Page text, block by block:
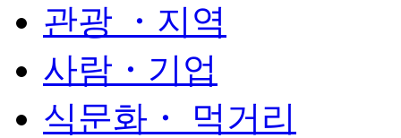
관광 ・지역
사람・기업
식문화・ 먹거리